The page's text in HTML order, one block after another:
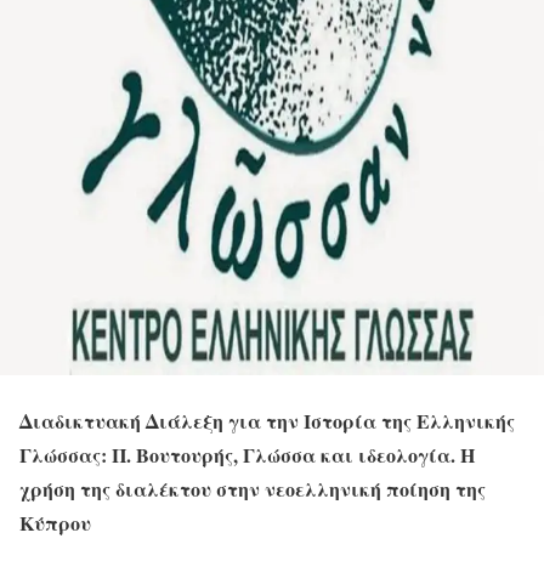
Διαδικτυακή Διάλεξη για την Ιστορία της Ελληνικής
Γλώσσας: Π. Βουτουρής, Γλώσσα και ιδεολογία. Η
χρήση της διαλέκτου στην νεοελληνική ποίηση της
Κύπρου